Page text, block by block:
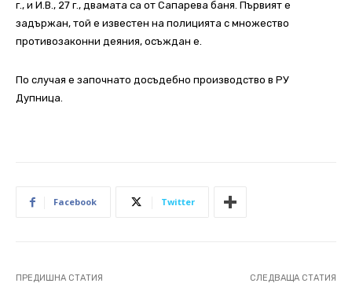
г., и И.В., 27 г., двамата са от Сапарева баня. Първият е
задържан, той е известен на полицията с множество
противозаконни деяния, осъждан е.
По случая е започнато досъдебно производство в РУ
Дупница.
Facebook Twitter
ПРЕДИШНА СТАТИЯ СЛЕДВАЩА СТАТИЯ